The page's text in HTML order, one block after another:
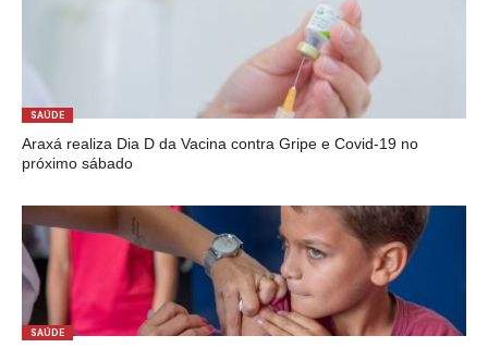
SAÚDE
Araxá realiza Dia D da Vacina contra Gripe e Covid-19 no
próximo sábado
SAÚDE